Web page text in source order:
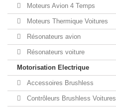
Moteurs Avion 4 Temps
Moteurs Thermique Voitures
Résonateurs avion
Résonateurs voiture
Motorisation Electrique
Accessoires Brushless
Contrôleurs Brushless Voitures